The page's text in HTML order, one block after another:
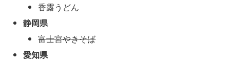
香露うどん
静岡県
富士宮やきそば
愛知県